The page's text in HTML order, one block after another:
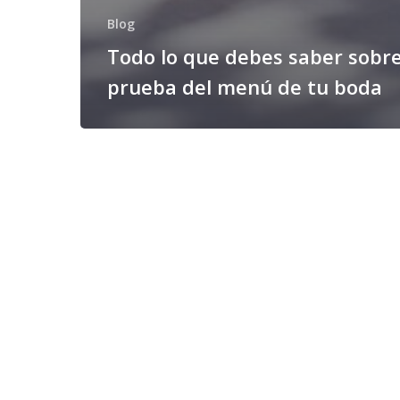
Blog
Todo lo que debes saber
prueba del menú de tu boda